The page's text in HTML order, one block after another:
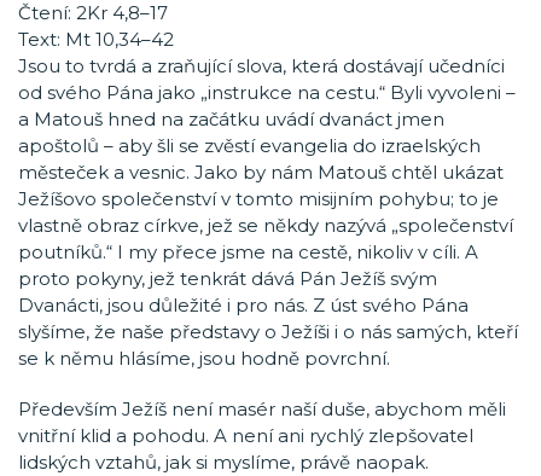
Čtení: 2Kr 4,8–17
Text: Mt 10,34–42
Jsou to tvrdá a zraňující slova, která dostávají učedníci
od svého Pána jako „instrukce na cestu.“ Byli vyvoleni –
a Matouš hned na začátku uvádí dvanáct jmen
apoštolů – aby šli se zvěstí evangelia do izraelských
městeček a vesnic. Jako by nám Matouš chtěl ukázat
Ježíšovo společenství v tomto misijním pohybu; to je
vlastně obraz církve, jež se někdy nazývá „společenství
poutníků.“ I my přece jsme na cestě, nikoliv v cíli. A
proto pokyny, jež tenkrát dává Pán Ježíš svým
Dvanácti, jsou důležité i pro nás. Z úst svého Pána
slyšíme, že naše představy o Ježíši i o nás samých, kteří
se k němu hlásíme, jsou hodně povrchní.
Především Ježíš není masér naší duše, abychom měli
vnitřní klid a pohodu. A není ani rychlý zlepšovatel
lidských vztahů, jak si myslíme, právě naopak.